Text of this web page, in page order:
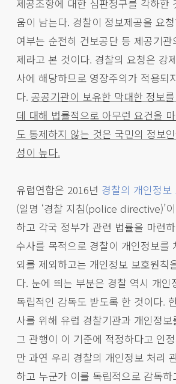
제공조항에 대한 심판청구를 각하한
움이 남는다. 경찰이 정보제공을 요
여부는 순전히 건보공단 등 제공기
제라고 본 것이다. 경찰의 요청은 강
사에 해당하므로 영장주의가 적용되
다. 공공기관이 보유한 막대한 정보
데 대해 법률적으로 아무런 요건을
도 통제하지 않는 것은 국민의 정보
성이 높다.
유럽연합은 2016년 경찰의 개인정보
(일명 ‘경찰 지침(police directive)’
하고 각국 정부가 관련 법률을 마련
수사를 목적으로 경찰이 개인정보를
외를 제외하고는 개인정보 보호원칙
다. 눈에 띄는 부분은 경찰 역시 개인
독립적인 감독도 받도록 한 것이다.
사를 위해 유럽 경찰기관과 개인정보
그 관행이 이 기준에 적정하다고 인
만 과연 우리 경찰의 개인정보 처리
하고 누군가 이를 독립적으로 감독